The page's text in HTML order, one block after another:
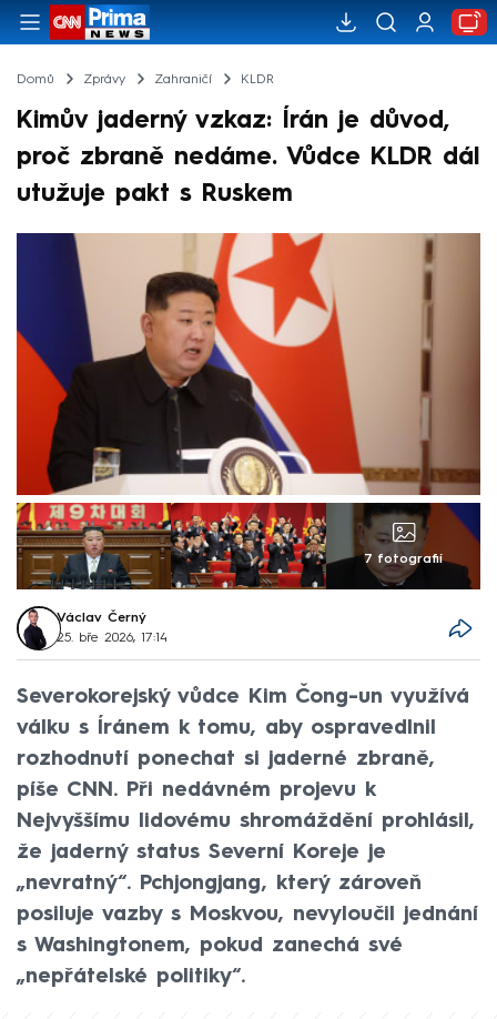
Domů Zprávy Zahraničí KLDR
Kimův jaderný vzkaz: Írán je důvod,
proč zbraně nedáme. Vůdce KLDR dál
utužuje pakt s Ruskem
7 fotografií
Václav Černý
25. bře 2026, 17:14
Severokorejský vůdce Kim Čong-un využívá
válku s Íránem k tomu, aby ospravedlnil
rozhodnutí ponechat si jaderné zbraně,
píše CNN. Při nedávném projevu k
Nejvyššímu lidovému shromáždění prohlásil,
že jaderný status Severní Koreje je
„nevratný“. Pchjongjang, který zároveň
posiluje vazby s Moskvou, nevyloučil jednání
s Washingtonem, pokud zanechá své
„nepřátelské politiky“.